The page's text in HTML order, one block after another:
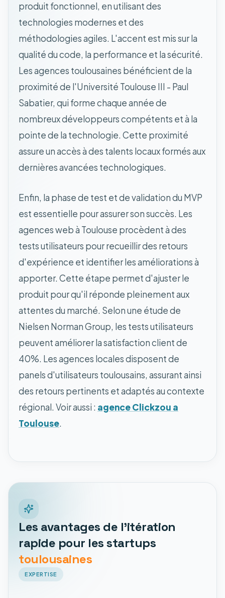
produit fonctionnel, en utilisant des
technologies modernes et des
méthodologies agiles. L'accent est mis sur la
qualité du code, la performance et la sécurité.
Les agences toulousaines bénéficient de la
proximité de l'Université Toulouse III - Paul
Sabatier, qui forme chaque année de
nombreux développeurs compétents et à la
pointe de la technologie. Cette proximité
assure un accès à des talents locaux formés aux
dernières avancées technologiques.
Enfin, la phase de test et de validation du MVP
est essentielle pour assurer son succès. Les
agences web à Toulouse procèdent à des
tests utilisateurs pour recueillir des retours
d'expérience et identifier les améliorations à
apporter. Cette étape permet d'ajuster le
produit pour qu'il réponde pleinement aux
attentes du marché. Selon une étude de
Nielsen Norman Group, les tests utilisateurs
peuvent améliorer la satisfaction client de
40%. Les agences locales disposent de
panels d'utilisateurs toulousains, assurant ainsi
des retours pertinents et adaptés au contexte
régional. Voir aussi : agence Clickzou a
Toulouse.
Les avantages de l'itération
rapide pour les startups
toulousaines
EXPERTISE